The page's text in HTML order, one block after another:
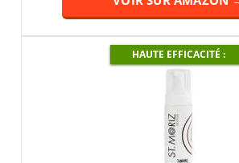
HAUTE EFFICACITÉ :